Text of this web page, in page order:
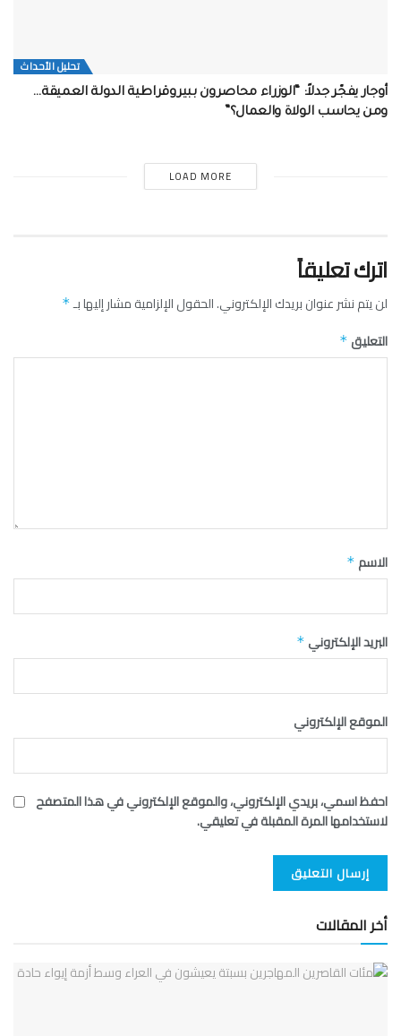
تحلیل الأحداث
أوجار يفجّر جدلاً: “الوزراء محاصرون ببيروقراطية الدولة العميقة…
ومن يحاسب الولاة والعمال؟”
LOAD MORE
اترك تعليقاً
لن يتم نشر عنوان بريدك الإلكتروني.الحقول الإلزامية مشار إليها بـ*
التعليق *
الاسم *
البريد الإلكتروني *
الموقع الإلكتروني
احفظ اسمي، بريدي الإلكتروني، والموقع الإلكتروني في هذا المتصفح
لاستخدامها المرة المقبلة في تعليقي.
أخر المقالات